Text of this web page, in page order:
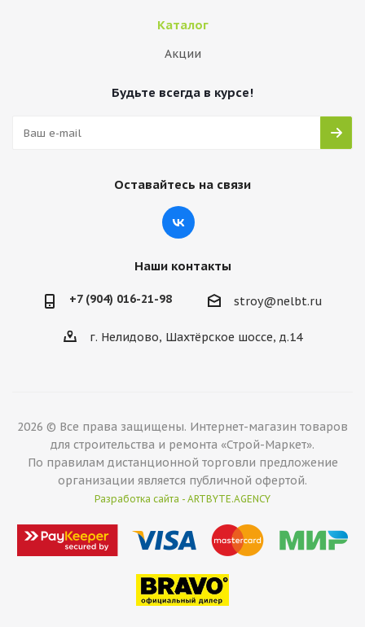
Каталог
Акции
Будьте всегда в курсе!
Оставайтесь на связи
Наши контакты
+7 (904) 016-21-98 stroy@nelbt.ru
г. Нелидово, Шахтёрское шоссе, д.14
2026 © Все права защищены. Интернет-магазин товаров
для строительства и ремонта «Строй-Маркет».
По правилам дистанционной торговли предложение
организации является публичной офертой.
Разработка сайта - ARTBYTE.AGENCY